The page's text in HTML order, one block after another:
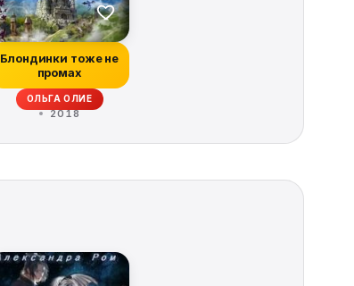
Блондинки тоже не
промах
ОЛЬГА ОЛИЕ
2018